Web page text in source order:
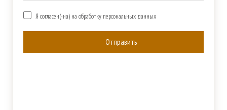
Отправить
Я согласен(-на) на обработку персональных данных